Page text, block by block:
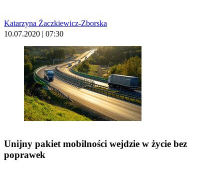
Katarzyna Żaczkiewicz-Zborska
10.07.2020 | 07:30
Unijny pakiet mobilności wejdzie w życie bez
poprawek